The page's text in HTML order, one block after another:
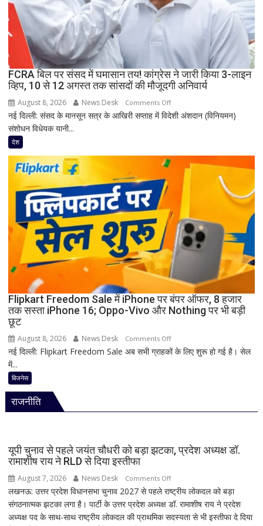
की
घायल
FCRA बिल पर संसद में घमासान तय! कांग्रेस ने जारी किया 3-लाइन
व्हिप, 10 से 12 अगस्त तक सांसदों की मौजूदगी अनिवार्य
August 8, 2026 News Desk Comments Offon
FCRA
संसद
में
घमासान
कांग्रेस
ने
जारी
किया
3-
लाइन
व्हिप,
10
से
अगस्त
तक
नई दिल्ली: संसद के मानसून सत्र के आखिरी सप्ताह में विदेशी अंशदान (विनियमन)
संशोधन विधेयक यानी...
देश
Flipkart Freedom Sale में iPhone पर बंपर ऑफर, 8 हजार
तक सस्ता iPhone 16; Oppo-Vivo और Nothing पर भी बड़ी
छूट
August 8, 2026 News Desk Comments Offon
Flipkart
8
तक
सस्ता
iPhone
16;
नई दिल्ली: Flipkart Freedom Sale अब सभी ग्राहकों के लिए शुरू हो गई है। सेल
में...
बिजनेस
राजनीति
यूपी चुनाव से पहले जयंत चौधरी को बड़ा झटका, प्रदेश अध्यक्ष डॉ.
रामाशीष राय ने RLD से दिया इस्तीफा
August 7, 2026 News Desk Comments Offon
यूपी
चुनाव
से
लखनऊ: उत्तर प्रदेश विधानसभा चुनाव 2027 से पहले राष्ट्रीय लोकदल को बड़ा
संगठनात्मक झटका लगा है। पार्टी के उत्तर प्रदेश अध्यक्ष डॉ. रामाशीष राय ने प्रदेश
अध्यक्ष पद के साथ-साथ राष्ट्रीय लोकदल की प्राथमिक सदस्यता से भी इस्तीफा दे दिया